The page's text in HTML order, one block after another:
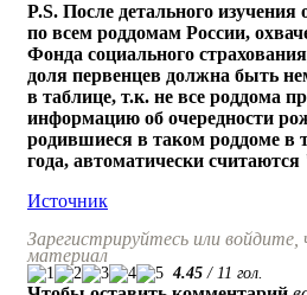
P.S. После детального
по всем роддомам России,
Фонда социального
доля первенцев должна быть
в таблице, т.к. не все роддома
информацию об очередности
родившиеся в таком роддоме в
года, автоматически
Источник
Зарегистрируйтесь или
материал
4.45 / 11 гол.